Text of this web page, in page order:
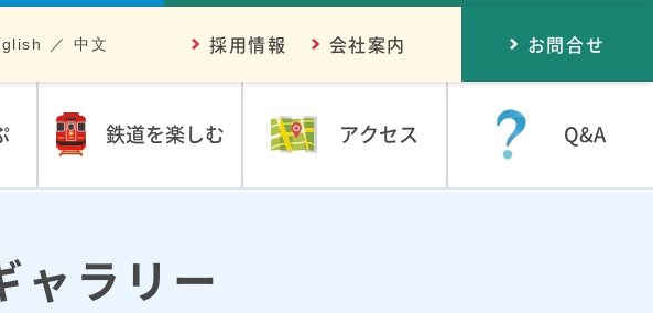
鉄道を楽しむ アクセス Q&A
採用情報 会社案内
中文 お問合せ
ャラリー